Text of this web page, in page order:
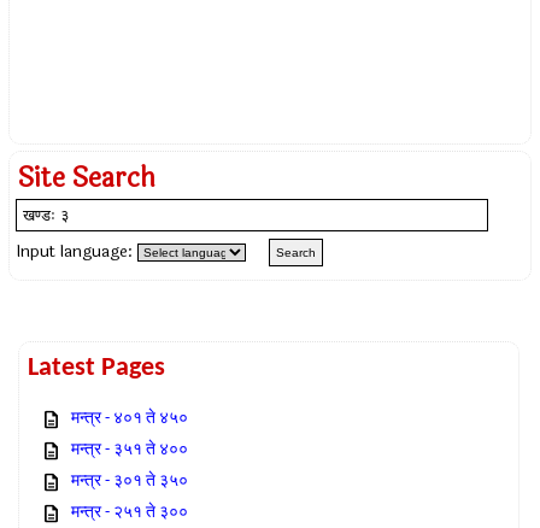
Site Search
Input language:
Latest Pages
मन्त्र - ४०१ ते ४५०
मन्त्र - ३५१ ते ४००
मन्त्र - ३०१ ते ३५०
मन्त्र - २५१ ते ३००